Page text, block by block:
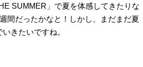
SUMMER」で夏を体感してきたりな
間だったかなと！しかし、まだまだ夏
きたいですね。